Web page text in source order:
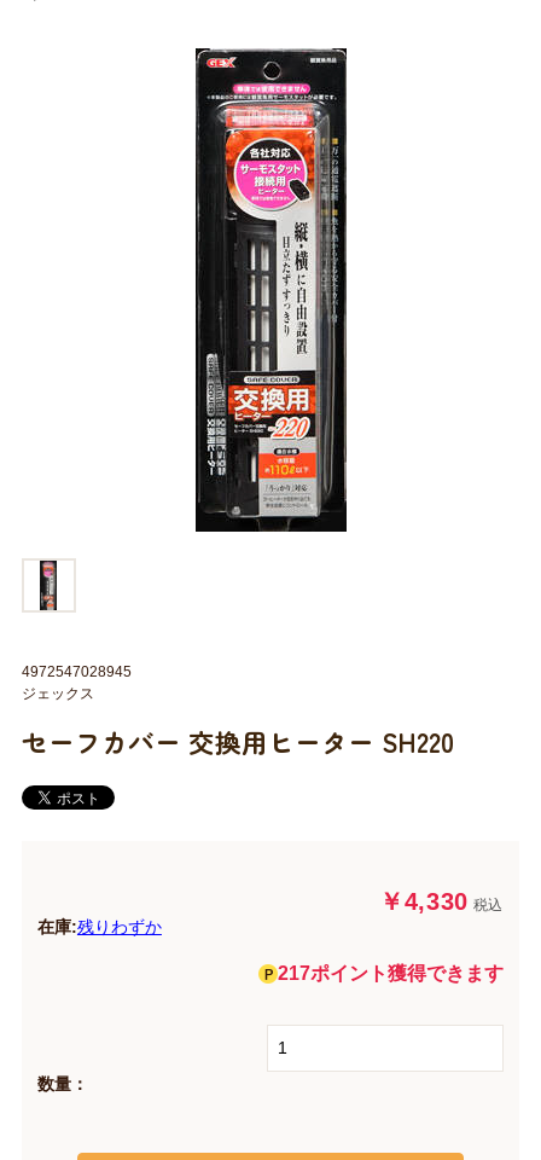
日用品（デイリー） リビング雑貨
シニアサポート
セーフカバー 交換用ヒーター SH220
￥4,330 税込
在庫:残りわずか
217ポイント獲得できます
数量：
4972547028945
ジェックス